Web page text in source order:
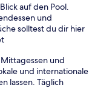
auf den Pool.
und
solltest du dir hier
und
und internationale
lassen. Täglich